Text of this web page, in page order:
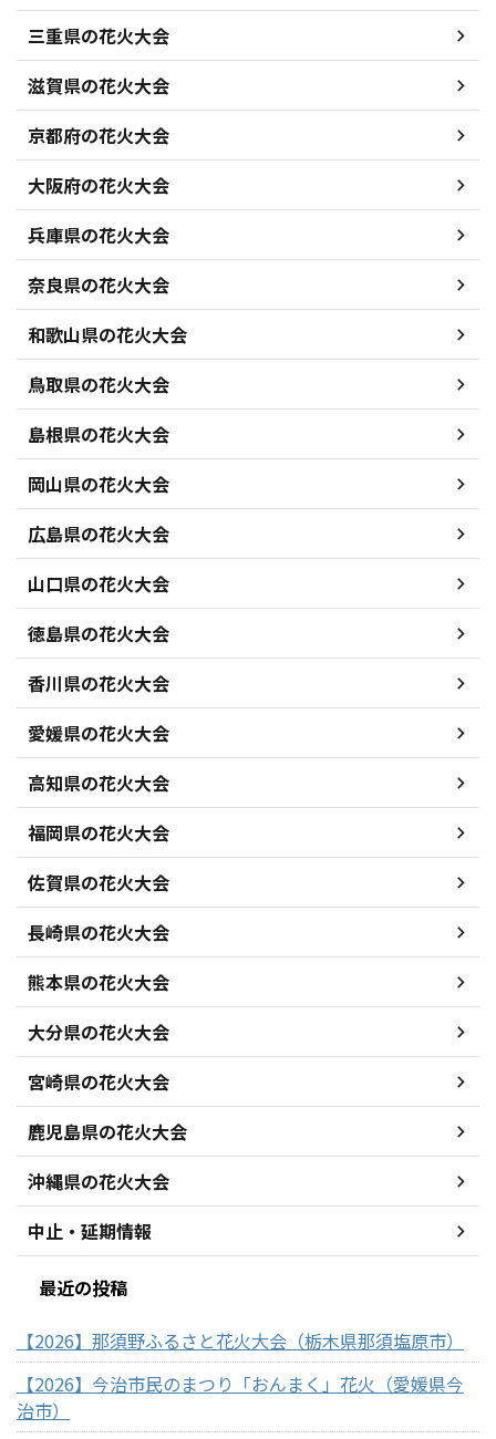
三重県の花火大会
滋賀県の花火大会
京都府の花火大会
大阪府の花火大会
兵庫県の花火大会
奈良県の花火大会
和歌山県の花火大会
鳥取県の花火大会
島根県の花火大会
岡山県の花火大会
広島県の花火大会
山口県の花火大会
徳島県の花火大会
香川県の花火大会
愛媛県の花火大会
高知県の花火大会
福岡県の花火大会
佐賀県の花火大会
長崎県の花火大会
熊本県の花火大会
大分県の花火大会
宮崎県の花火大会
鹿児島県の花火大会
沖縄県の花火大会
中止・延期情報
最近の投稿
【2026】那須野ふるさと花火大会（栃木県那須塩原市）
【2026】今治市民のまつり「おんまく」花火（愛媛県今
治市）